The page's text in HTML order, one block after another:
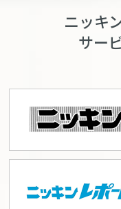
ニッキ
サー